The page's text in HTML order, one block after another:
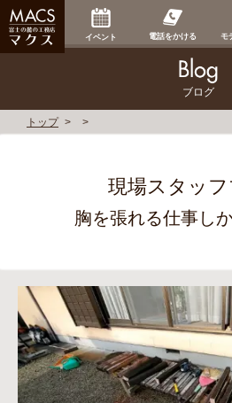
イベント 電話をかける モ
ブログ
トップ
現場スタッ
胸を張れる仕事し